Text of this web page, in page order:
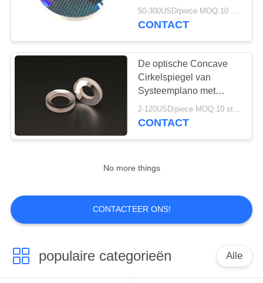
Laserverwerking
50-300USD/piece MOQ:10 stuks
CONTACT
De optische Concave
Cirkelspiegel van
Systeemplano met
Zilveren Deklaag
2-120USD/piece MOQ:10 stuks
CONTACT
No more things
CONTACTEER ONS!
populaire categorieën Alle